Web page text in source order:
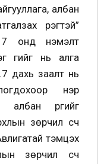
албан
үүрэгтэй”
онд нэмэлт
үгийг нь алга
дахь заалт нь
нэр
үүргийг
зөрчил үүсч
тэмцэх
зөрчил үүсч